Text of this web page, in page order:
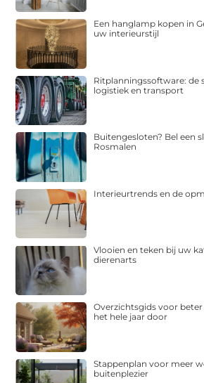
Een hanglamp kopen in
uw interieurstijl
Ritplanningssoftware: de
logistiek en transport
Buitengesloten? Bel een
Rosmalen
Interieurtrends en de
Vlooien en teken bij uw
dierenarts
Overzichtsgids voor
het hele jaar door
Stappenplan voor meer
buitenplezier